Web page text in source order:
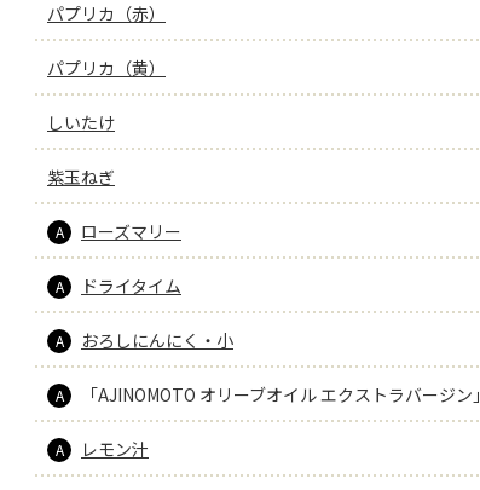
もっと見る
パプリカ（赤）
パプリカ（黄）
しいたけ
紫玉ねぎ
A ローズマリー
A ドライタイム
A おろしにんにく・小
A 「AJINOMOTO オリーブオイル エクストラバージン」
A レモン汁